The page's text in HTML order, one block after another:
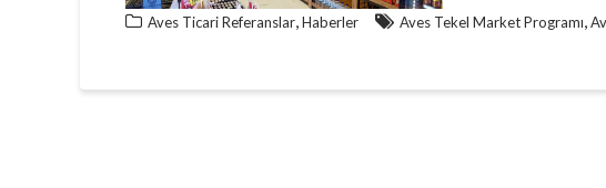
Aves Ticari Referanslar,Haberler Aves Tekel Market Programı,